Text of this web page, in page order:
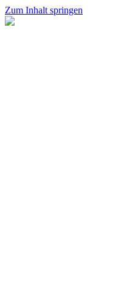
Zum Inhalt springen